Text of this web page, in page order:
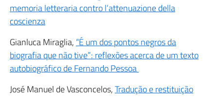
memoria letteraria contro l’attenuazione della
coscienza
Gianluca Miraglia, “É um dos pontos negros da
biografia que não tive”: reflexões acerca de um texto
autobiográfico de Fernando Pessoa
José Manuel de Vasconcelos,Tradução e restituição